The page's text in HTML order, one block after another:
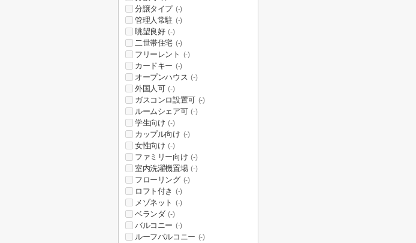
分譲タイプ (-)
管理人常駐 (-)
眺望良好 (-)
二世帯住宅 (-)
フリーレント (-)
カードキー (-)
オープンハウス (-)
外国人可 (-)
ガスコンロ設置可 (-)
ルームシェア可 (-)
学生向け (-)
カップル向け (-)
女性向け (-)
ファミリー向け (-)
室内洗濯機置場 (-)
フローリング (-)
ロフト付き (-)
メゾネット (-)
ベランダ (-)
バルコニー (-)
ルーフバルコニー (-)